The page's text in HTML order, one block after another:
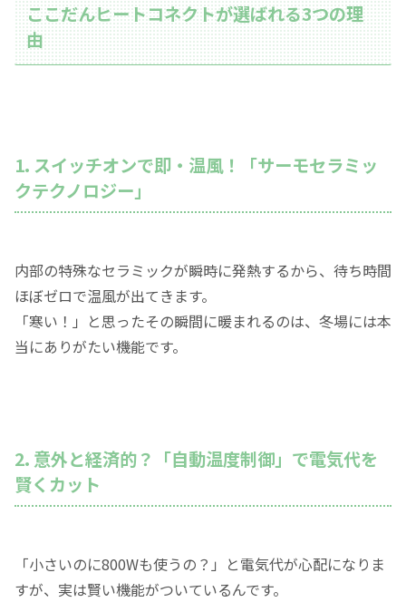
ここだんヒートコネクトが選ばれる3つの理
由
1. スイッチオンで即・温風！「サーモセラミッ
クテクノロジー」
内部の特殊なセラミックが瞬時に発熱するから、待ち時間
ほぼゼロで温風が出てきます。
「寒い！」と思ったその瞬間に暖まれるのは、冬場には本
当にありがたい機能です。
2. 意外と経済的？「自動温度制御」で電気代を
賢くカット
「小さいのに800Wも使うの？」と電気代が心配になりま
すが、実は賢い機能がついているんです。